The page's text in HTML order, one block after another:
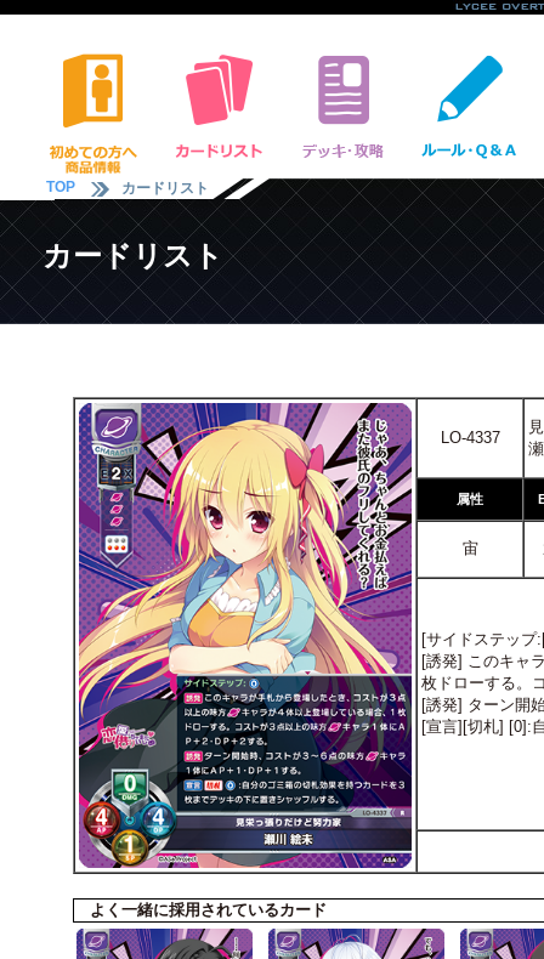
TOP カードリスト
カードリスト
LO-4337
属性
宙
[サイドステップ
[誘発] このキャ
枚ドローする。
[誘発] ターン開
[宣言][切札] [0]:
よく一緒に採用されているカード